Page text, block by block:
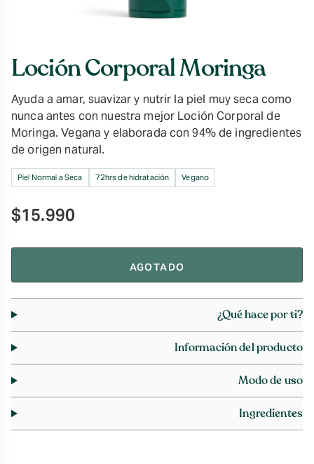
Loción Corporal Moringa
Ayuda a amar, suavizar y nutrir la piel muy seca como
nunca antes con nuestra mejor Loción Corporal de
Moringa. Vegana y elaborada con 94% de ingredientes
de origen natural.
Piel Normal a Seca 72hrs de hidratación Vegano
$15.990
AGOTADO
¿Qué hace por ti?
Información del producto
Modo de uso
Ingredientes